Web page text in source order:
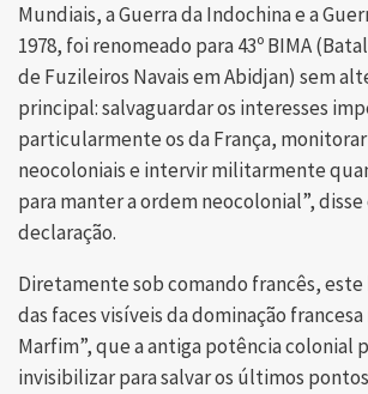
Mundiais, a Guerra da Indochina e a
1978, foi renomeado para 43º BIMA
de Fuzileiros Navais em Abidjan) sem
principal: salvaguardar os interesses
particularmente os da França,
neocoloniais e intervir militarmente
para manter a ordem neocolonial”, disse
declaração.
Diretamente sob comando francês, este
das faces visíveis da dominação francesa
Marfim”, que a antiga potência colonial
invisibilizar para salvar os últimos